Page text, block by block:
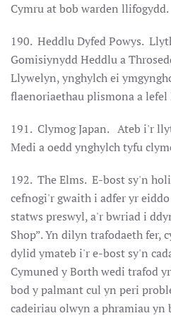
Cymru at bob warden llifogydd.
190. Heddlu Dyfed Powys.
Gomisiynydd Heddlu a
Llywelyn, ynghylch ei
flaenoriaethau plismona a lefel
191. Clymog Japan. Ateb i'r
Medi a oedd ynghylch tyfu
192. The Elms. E-bost sy'n
cefnogi'r gwaith i adfer yr
statws preswyl, a'r bwriad i
Shop”. Yn dilyn trafodaeth fer,
dylid ymateb i'r e-bost sy'n
Cymuned y Borth wedi trafod
bod y palmant cul yn peri
cadeiriau olwyn a phramiau yn